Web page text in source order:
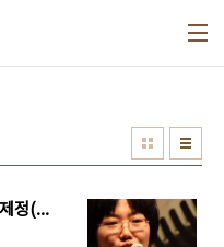
환자샤우팅카페 운동과 환자안전법 제정(제1회 환자안전의날 기념 영상)